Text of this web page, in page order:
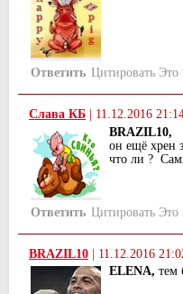
Ответить Цитировать Это
Слава КБ 11.12.2016
BRAZIL10,
он ещё хрен
что ли ?
Ответить Цитировать Это
BRAZIL10 | 11.12.2016
ELENA, тем